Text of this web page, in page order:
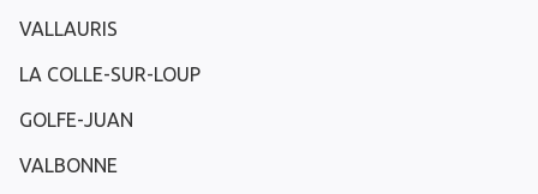
VALLAURIS
LA COLLE-SUR-LOUP
GOLFE-JUAN
VALBONNE